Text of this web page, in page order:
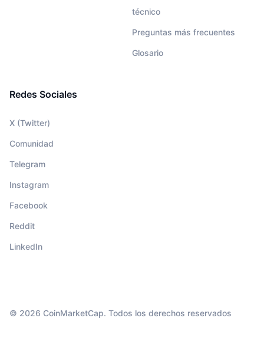
técnico
Preguntas más frecuentes
Glosario
Redes Sociales
X (Twitter)
Comunidad
Telegram
Instagram
Facebook
Reddit
LinkedIn
© 2026 CoinMarketCap. Todos los derechos reservados